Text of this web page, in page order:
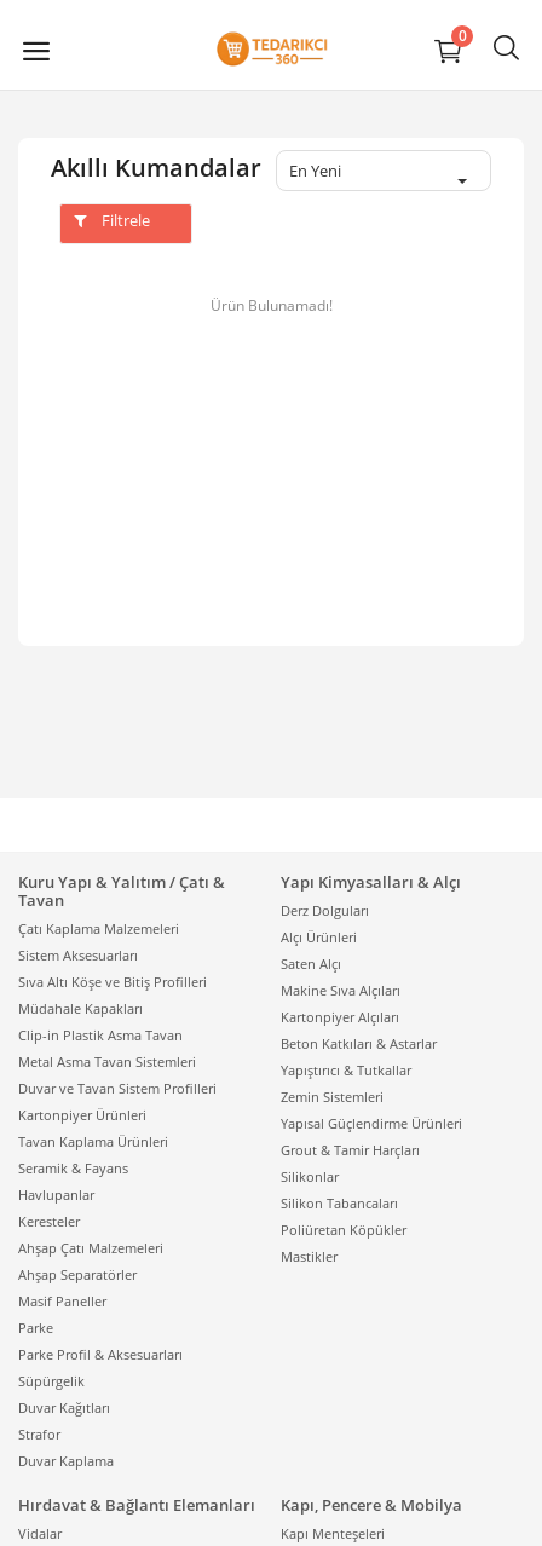
0
Akıllı Kumandalar En Yeni
Filtrele
Ürün Bulunamadı!
Kuru Yapı & Yalıtım / Çatı &
Tavan
Çatı Kaplama Malzemeleri
Sistem Aksesuarları
Sıva Altı Köşe ve Bitiş Profilleri
Müdahale Kapakları
Clip-in Plastik Asma Tavan
Metal Asma Tavan Sistemleri
Duvar ve Tavan Sistem Profilleri
Kartonpiyer Ürünleri
Tavan Kaplama Ürünleri
Seramik & Fayans
Havlupanlar
Keresteler
Ahşap Çatı Malzemeleri
Ahşap Separatörler
Masif Paneller
Parke
Parke Profil & Aksesuarları
Süpürgelik
Duvar Kağıtları
Strafor
Duvar Kaplama
Yapı Kimyasalları & Alçı
Derz Dolguları
Alçı Ürünleri
Saten Alçı
Makine Sıva Alçıları
Kartonpiyer Alçıları
Beton Katkıları & Astarlar
Yapıştırıcı & Tutkallar
Zemin Sistemleri
Yapısal Güçlendirme Ürünleri
Grout & Tamir Harçları
Silikonlar
Silikon Tabancaları
Poliüretan Köpükler
Mastikler
Hırdavat & Bağlantı Elemanları
Vidalar
Kapı, Pencere & Mobilya
Kapı Menteşeleri